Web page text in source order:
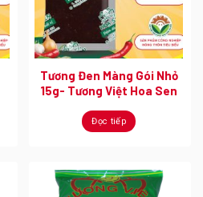
Tương Đen Màng Gói Nhỏ
15g- Tương Việt Hoa Sen
Đọc tiếp